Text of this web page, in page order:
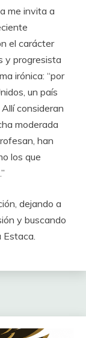
me invita a
el carácter
y progresista
irónica: “por
un país
consideran
moderada
han
los que
dejando a
y buscando